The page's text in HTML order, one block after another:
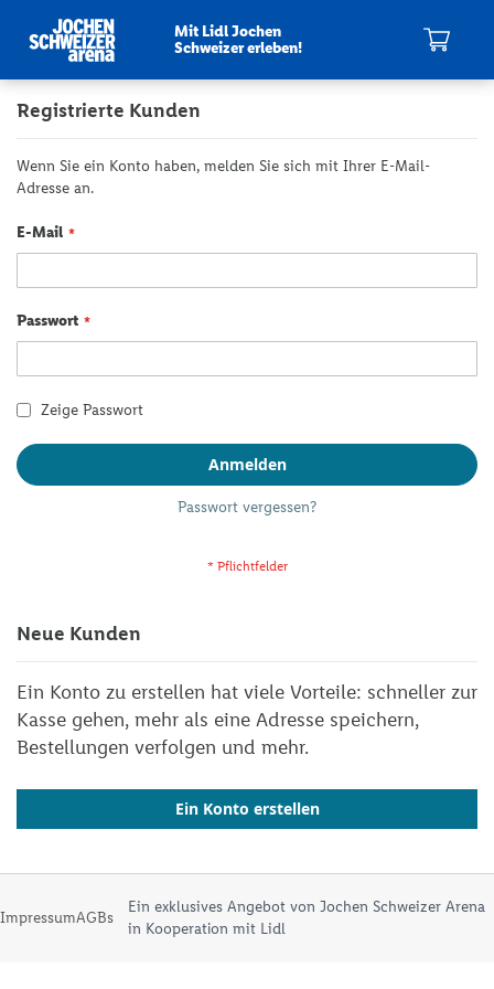
Mit Lidl Jochen
Schweizer erleben!
Mein Warenkorb
Anmeldung
Registrierte Kunden
Wenn Sie ein Konto haben, melden Sie sich mit Ihrer E-Mail-
Adresse an.
E-Mail
Passwort
Zeige Passwort
Anmelden
Passwort vergessen?
Neue Kunden
Ein Konto zu erstellen hat viele Vorteile: schneller zur
Kasse gehen, mehr als eine Adresse speichern,
Bestellungen verfolgen und mehr.
Ein Konto erstellen
ImpressumAGBs
Ein exklusives Angebot von Jochen Schweizer Arena
in Kooperation mit Lidl